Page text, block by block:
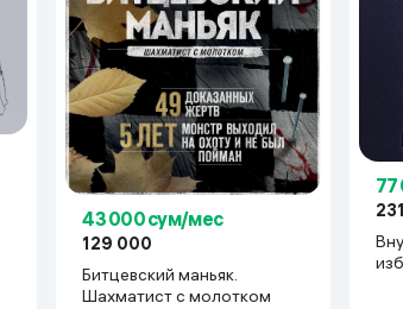
43 000 сум/мес
129 000
Битцевский маньяк.
Шахматист с молотком
77